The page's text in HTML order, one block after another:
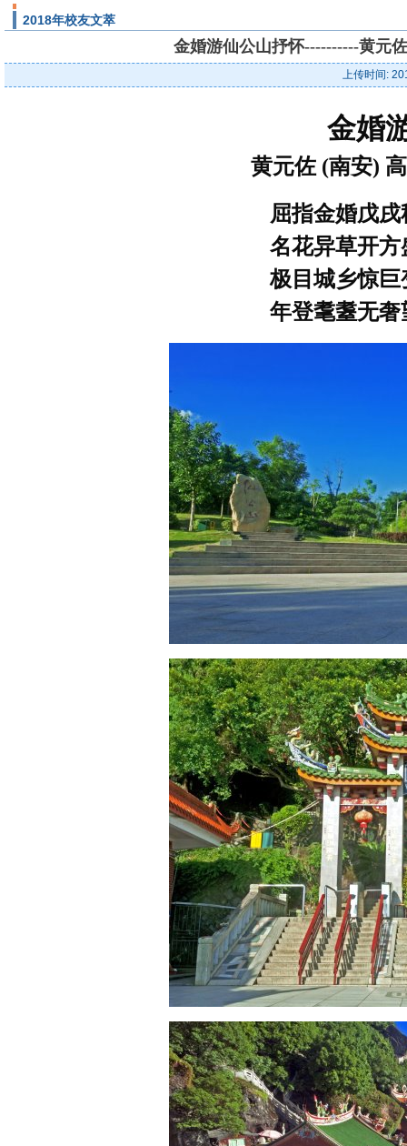
2018年校友文萃
金婚游仙公山抒怀----------黄元
上传时间:
金婚
黄元佐 (南安)
屈指金婚戊
名花异草开
极目城乡惊
年登耄耋无